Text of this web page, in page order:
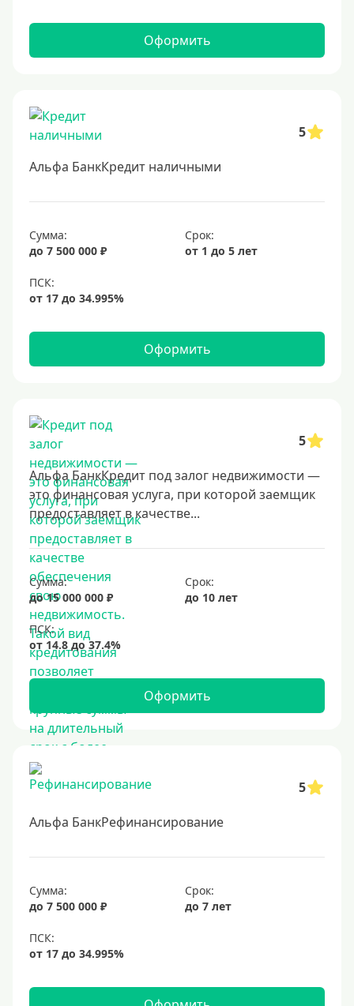
Оформить
5
Альфа БанкКредит наличными
Сумма:
до 7 500 000 ₽
Срок:
от 1 до 5 лет
Оформить
5
Альфа БанкКредит под залог недвижимости —
это финансовая услуга, при которой заемщик
предоставляет в качестве...
Сумма:
до 15 000 000 ₽
Срок:
до 10 лет
Оформить
5
Альфа БанкРефинансирование
Сумма:
до 7 500 000 ₽
Срок:
до 7 лет